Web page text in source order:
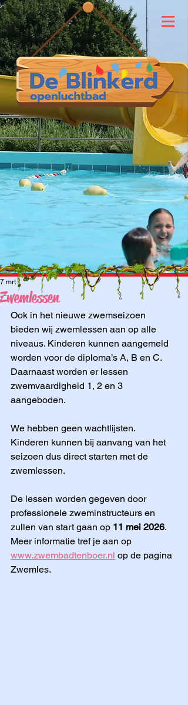
Zwemlessen
7 mrt
Ook in het nieuwe zwemseizoen
bieden wij zwemlessen aan op alle
niveaus. Kinderen kunnen aangemeld
worden voor de diploma’s A, B en C.
Daarnaast worden er lessen
zwemvaardigheid 1, 2 en 3
aangeboden.
We hebben geen wachtlijsten.
Kinderen kunnen bij aanvang van het
seizoen dus direct starten met de
zwemlessen.
De lessen worden gegeven door
professionele zweminstructeurs en
zullen van start gaan op 11 mei 2026.
Meer informatie tref je aan op
www.zwembadtenboer.nl op de pagina
Zwemles.